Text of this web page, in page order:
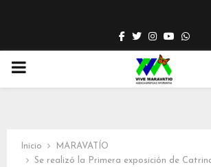
Facebook
TwitterInstagram
Youtube
PRIMARY
Inicio
MARAVATÍO
Se realizó la Primera exposición de